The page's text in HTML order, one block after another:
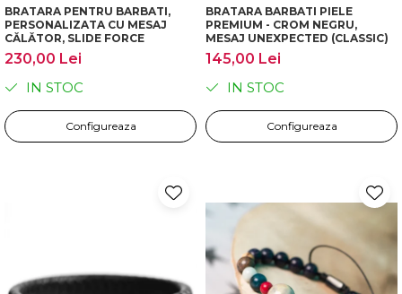
BRATARA PENTRU BARBATI,
PERSONALIZATA CU MESAJ
CĂLĂTOR, SLIDE FORCE
230,00 Lei
IN STOC
Configureaza
BRATARA BARBATI PIELE
PREMIUM - CROM NEGRU,
MESAJ UNEXPECTED (CLASSIC)
145,00 Lei
IN STOC
Configureaza